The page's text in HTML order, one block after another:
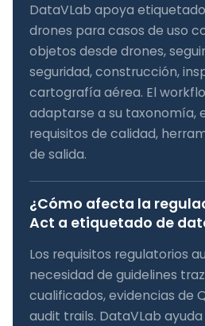
DataVLab apoya
drones para casos de uso
objetos desde drones,
seguridad, construcción,
cartografía aérea. El
adaptarse a su taxonomía,
requisitos de calidad,
de salida.
¿Cómo afecta la
Act a etiquetado de
Los requisitos regulatorios
necesidad de guidelines
cualificados, evidencias de
audit trails. DataVLab